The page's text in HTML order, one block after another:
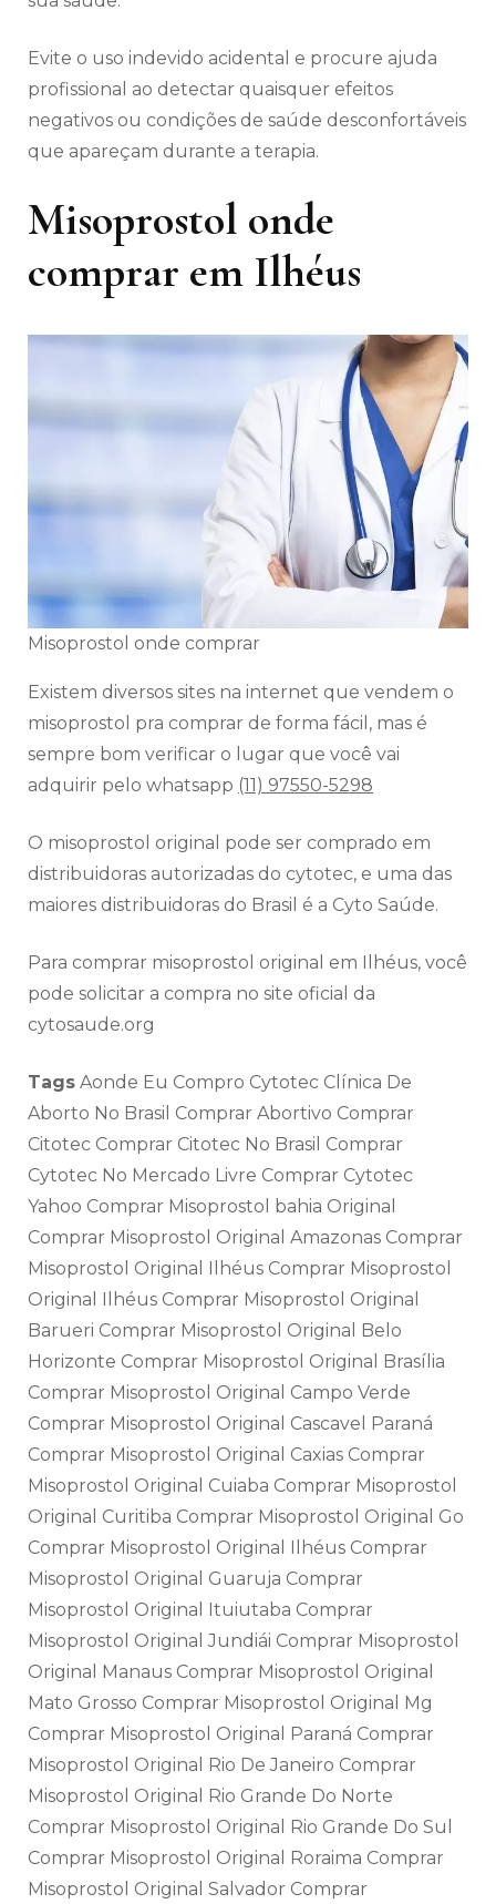
Evite o uso indevido acidental e procure ajuda
profissional ao detectar quaisquer efeitos
negativos ou condições de saúde desconfortáveis
​​que apareçam durante a terapia.
Misoprostol onde
comprar em Ilhéus
Misoprostol onde comprar
Existem diversos sites na internet que vendem o
misoprostol pra comprar de forma fácil, mas é
sempre bom verificar o lugar que você vai
adquirir pelo whatsapp (11) 97550-5298
O misoprostol original pode ser comprado em
distribuidoras autorizadas do cytotec, e uma das
maiores distribuidoras do Brasil é a Cyto Saúde.
Para comprar misoprostol original em Ilhéus, você
pode solicitar a compra no site oficial da
cytosaude.org
Tags Aonde Eu Compro Cytotec Clínica De
Aborto No Brasil Comprar Abortivo Comprar
Citotec Comprar Citotec No Brasil Comprar
Cytotec No Mercado Livre Comprar Cytotec
Yahoo Comprar Misoprostol bahia Original
Comprar Misoprostol Original Amazonas Comprar
Misoprostol Original Ilhéus Comprar Misoprostol
Original Ilhéus Comprar Misoprostol Original
Barueri Comprar Misoprostol Original Belo
Horizonte Comprar Misoprostol Original Brasília
Comprar Misoprostol Original Campo Verde
Comprar Misoprostol Original Cascavel Paraná
Comprar Misoprostol Original Caxias Comprar
Misoprostol Original Cuiaba Comprar Misoprostol
Original Curitiba Comprar Misoprostol Original Go
Comprar Misoprostol Original Ilhéus Comprar
Misoprostol Original Guaruja Comprar
Misoprostol Original Ituiutaba Comprar
Misoprostol Original Jundiái Comprar Misoprostol
Original Manaus Comprar Misoprostol Original
Mato Grosso Comprar Misoprostol Original Mg
Comprar Misoprostol Original Paraná Comprar
Misoprostol Original Rio De Janeiro Comprar
Misoprostol Original Rio Grande Do Norte
Comprar Misoprostol Original Rio Grande Do Sul
Comprar Misoprostol Original Roraima Comprar
Misoprostol Original Salvador Comprar